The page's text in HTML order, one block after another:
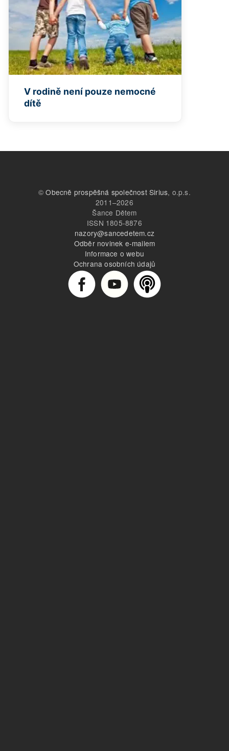
V rodině není pouze nemocné
dítě
©Obecně prospěšná společnost Sirius, o.p.s.
2011–2026
Šance Dětem
ISSN 1805-8876
nazory@sancedetem.cz
Odběr novinek e-mailem
Informace o webu
Ochrana osobních údajů